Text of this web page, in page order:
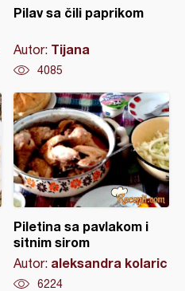
Pilav sa čili paprikom
Autor: Tijana
4085
Piletina sa pavlakom i
sitnim sirom
Autor: aleksandra kolaric
6224